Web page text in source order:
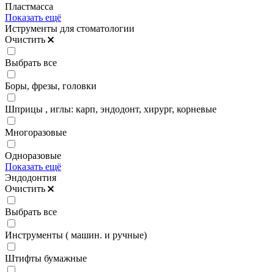
Пластмасса
Показать ещё
Иструменты для стоматологии
Очистить
Выбрать все
Боры, фрезы, головки
Шприцы , иглы: карп, эндодонт, хирург, корневые
Многоразовые
Одноразовые
Показать ещё
Эндодонтия
Очистить
Выбрать все
Инструменты ( машин. и ручные)
Штифты бумажные